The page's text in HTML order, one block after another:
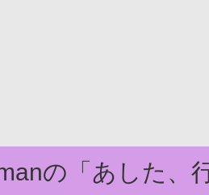
の「あした、